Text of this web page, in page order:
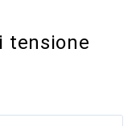
tensione